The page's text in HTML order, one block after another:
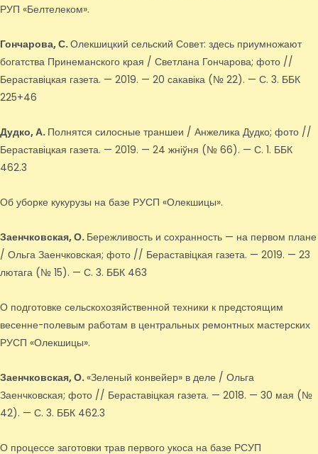
РУП «Белтелеком».
Гончарова, С.Олекшицкий сельский Совет: здесь приумножают
богатства Принеманского края / Светлана Гончарова; фото //
Бераставіцкая газета. — 2019. — 20 сакавіка (№ 22). — С. 3. ББК
225+46
Дудко, А. Полнятся силосные траншеи / Анжелика Дудко; фото //
Бераставіцкая газета. — 2019. — 24 жніўня (№ 66). — С. 1. ББК
462.3
Об уборке кукурузы на базе РУСП «Олекшицы».
Заенчковская, О. Бережливость и сохранность — на первом плане
/ Ольга Заенчковская; фото // Бераставіцкая газета. — 2019. — 23
лютага (№ 15). — С. 3. ББК 463
О подготовке сельскохозяйственной техники к предстоящим
весенне-полевым работам в центральных ремонтных мастерских
РУСП «Олекшицы».
Заенчковская, О.«Зеленый конвейер» в деле / Ольга
Заенчковская; фото // Бераставіцкая газета. — 2018. — 30 мая (№
42). — С. 3. ББК 462.3
О процессе заготовки трав первого укоса на базе РСУП